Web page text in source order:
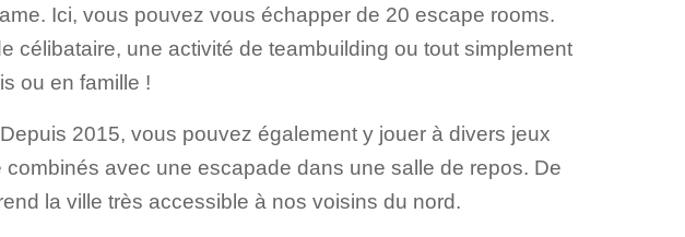
Ici, vous pouvez vous échapper de 20 escape rooms.
célibataire, une activité de teambuilding ou tout simplement
ou en famille !
2015, vous pouvez également y jouer à divers jeux
avec une escapade dans une salle de repos. De
la ville très accessible à nos voisins du nord.